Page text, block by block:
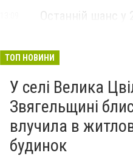
Останній шанс у
майбутніх
ТОП НОВИНИ
У селі Велика
Звягельщині
влучила в
будинок